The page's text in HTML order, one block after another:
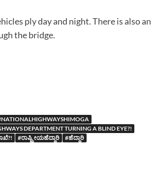
ply day and night. There is also an
the bridge.
DEPARTMENT TURNING A BLIND EYE?!
#ರಾಷ್ಟ್ರೀಯಹೆದ್ದಾರಿ #ಹೆದ್ದಾರಿ